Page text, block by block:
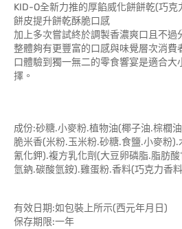
KID-O全新力推的厚餡威化餅餅乾(巧
餅皮提升餅乾酥脆口感
加上多次嘗試終於調製香濃爽口且不過
整體夠有更豐富的口感與味覺層次消費
口體驗到獨一無二的零食響宴是適合大
擇。
成份:砂糖.小麥粉.植物油(椰子油.棕櫚
脆米香(米粉.玉米粉.砂糖.食鹽.小麥粉
氰化鉀).複方乳化劑(大豆卵磷脂.脂肪
氫鈉.碳酸氫銨).雞蛋粉.香料(巧克力香
有效日期:如包裝上所示(西元年月日)
保存期限:一年